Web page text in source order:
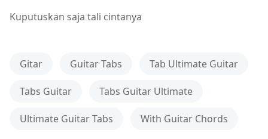
Kuputuskan saja tali cintanya
Gitar Guitar Tabs Tab Ultimate Guitar
Tabs Guitar Tabs Guitar Ultimate
Ultimate Guitar Tabs With Guitar Chords